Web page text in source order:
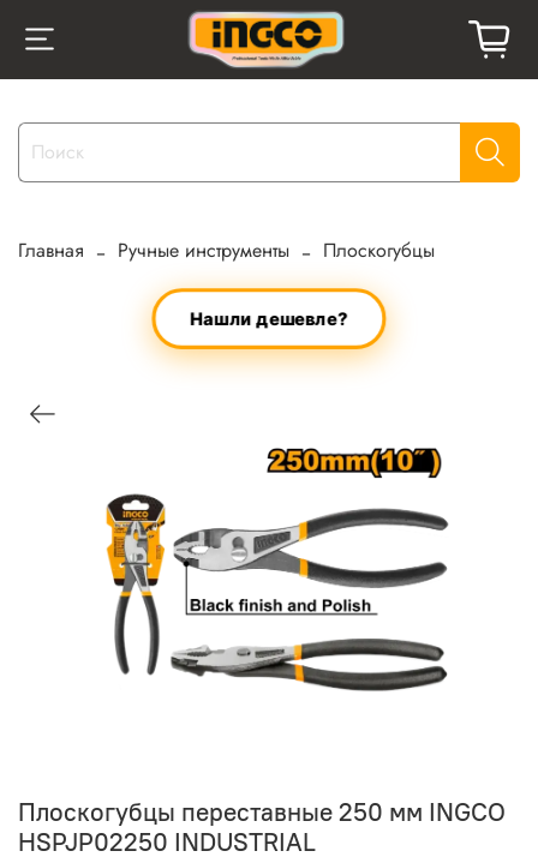
Главная Ручные инструменты Плоскогубцы
Нашли дешевле?
Плоскогубцы переставные 250 мм INGCO
HSPJP02250 INDUSTRIAL